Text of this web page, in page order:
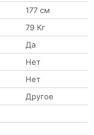
177 см
79 Кг
Да
Нет
Нет
Другое